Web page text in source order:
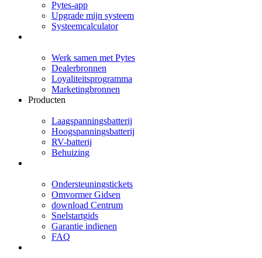
Pytes-app
Upgrade mijn systeem
Systeemcalculator
Werk samen met Pytes
Dealerbronnen
Loyaliteitsprogramma
Marketingbronnen
Producten
Laagspanningsbatterij
Hoogspanningsbatterij
RV-batterij
Behuizing
Ondersteuningstickets
Omvormer Gidsen
download Centrum
Snelstartgids
Garantie indienen
FAQ